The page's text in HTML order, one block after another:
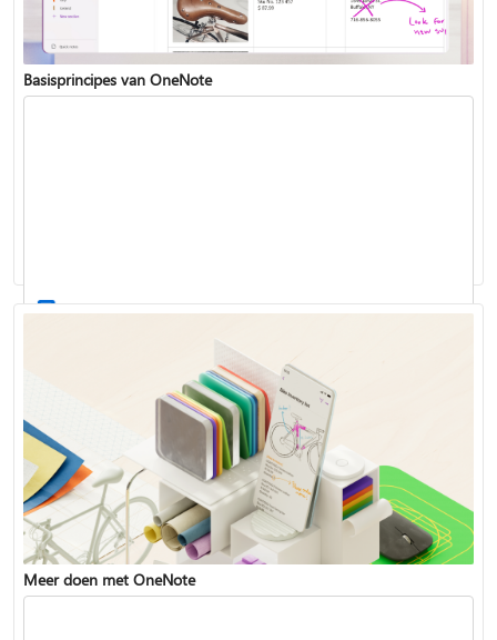
Basisprincipes van OneNote
OneNote gaan gebruiken
Meer doen met OneNote